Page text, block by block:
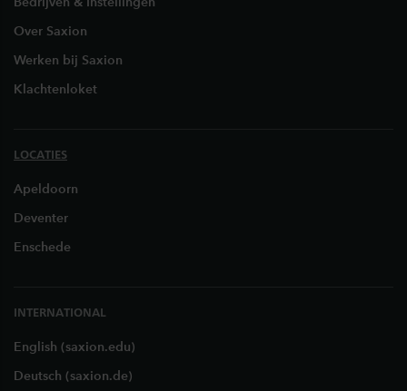
Over Saxion
Werken bij Saxion
Klachtenloket
LOCATIES
Apeldoorn
Deventer
Enschede
INTERNATIONAL
English (saxion.edu)
Deutsch (saxion.de)